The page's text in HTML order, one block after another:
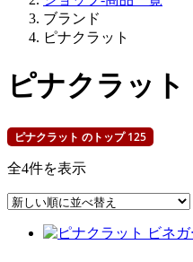
ブランド
ピナクラット
ピナクラット
ピナクラット のトップ 125
全4件を表示新
い
順